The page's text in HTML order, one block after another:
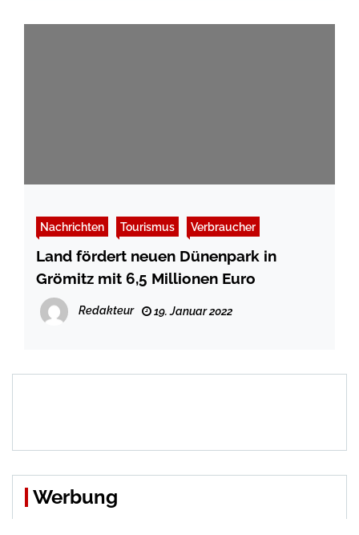
Nachrichten Tourismus Verbraucher
Land fördert neuen Dünenpark in
Grömitz mit 6,5 Millionen Euro
Redakteur 19. Januar 2022
Werbung